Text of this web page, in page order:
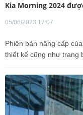
Kia Morning 2024
05/06/2023 17:07
Phiên bản nâng cấp
thiết kế cũng như trang